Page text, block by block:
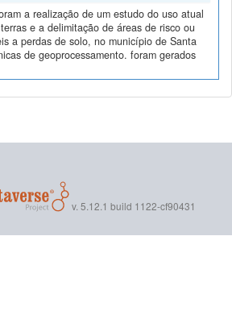
a realização de um estudo do uso atual
e a delimitação de áreas de risco ou
a perdas de solo, no município de Santa
de geoprocessamento. foram gerados
v. 5.12.1 build 1122-cf90431